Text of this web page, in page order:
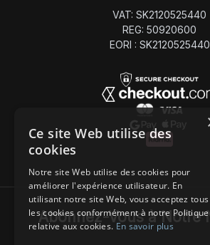
VAT: SK2120525440
REG: 50920600
EORI : SK2120525440
Abonnez-Vous à Notre
Ce site Web utilise des
cookies
Notre site Web utilise des cookies pour
améliorer l'expérience utilisateur. En
utilisant notre site Web, vous acceptez tous
les cookies conformément à notre Politique
relative aux cookies.En savoir plus